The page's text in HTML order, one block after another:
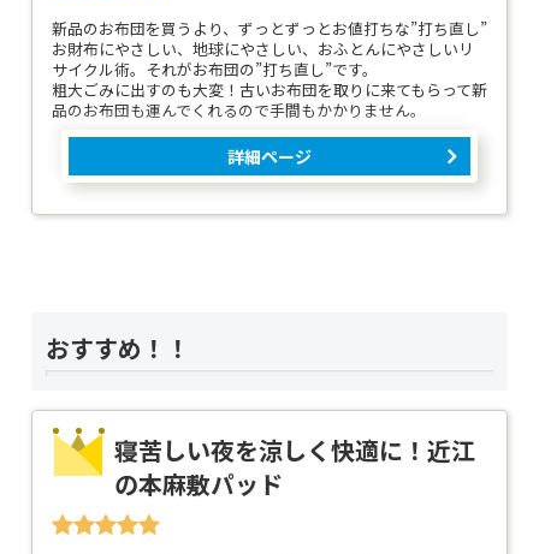
新品のお布団を買うより、ずっとずっとお値打ちな”打ち直し”
お財布にやさしい、地球にやさしい、おふとんにやさしいリ
サイクル術。それがお布団の”打ち直し”です。
粗大ごみに出すのも大変！古いお布団を取りに来てもらって新
品のお布団も運んでくれるので手間もかかりません。
詳細ページ
おすすめ！！
寝苦しい夜を涼しく快適に！近江
の本麻敷パッド